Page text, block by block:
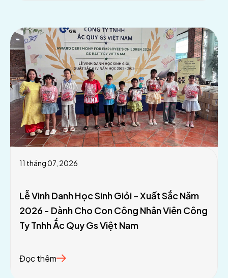
11 tháng 07, 2026
Lễ Vinh Danh Học Sinh Giỏi – Xuất Sắc Năm
2026 - Dành Cho Con Công Nhân Viên Công
Ty Tnhh Ắc Quy Gs Việt Nam
Đọc thêm